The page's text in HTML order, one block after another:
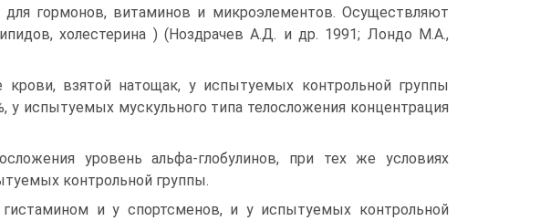
гормонов, витаминов и микроэле­ментов. Осуществляют
холестерина ) (Ноздрачев А.Д. и др. 1991; Лондо М.А.,
крови, взятой натощак, у испытуемых контрольной группы
у испытуемых мускульного типа телосложения концентрация
уро­вень альфа-глобулинов, при тех же условиях
контрольной группы.
и у спортсменов, и у испытуемых контрольной